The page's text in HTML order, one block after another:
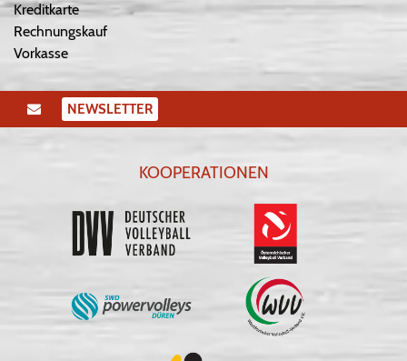
Kreditkarte
Rechnungskauf
Vorkasse
NEWSLETTER
KOOPERATIONEN